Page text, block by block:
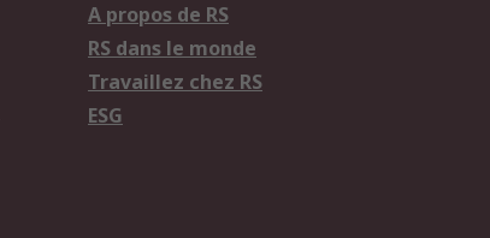
A propos de RS
RS dans le monde
Travaillez chez RS
ESG